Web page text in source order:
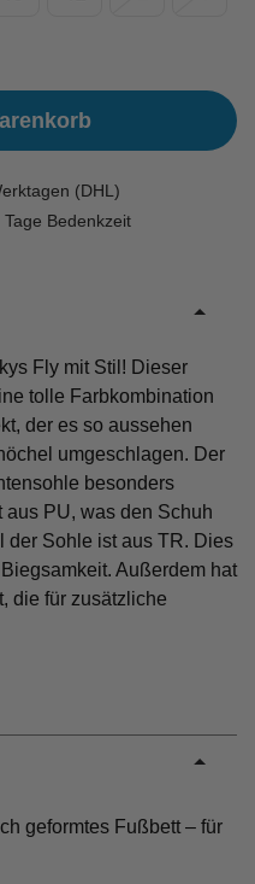
(DHL)
Bedenkzeit
Fly mit Stil! Dieser
tolle Farbkombination
der es so aussehen
umgeschlagen. Der
besonders
PU, was den Schuh
der Sohle ist aus TR. Dies
Außerdem hat
die für zusätzliche
geformtes Fußbett – für